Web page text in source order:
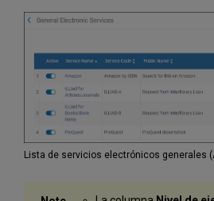
Lista de servicios electrónicos generales